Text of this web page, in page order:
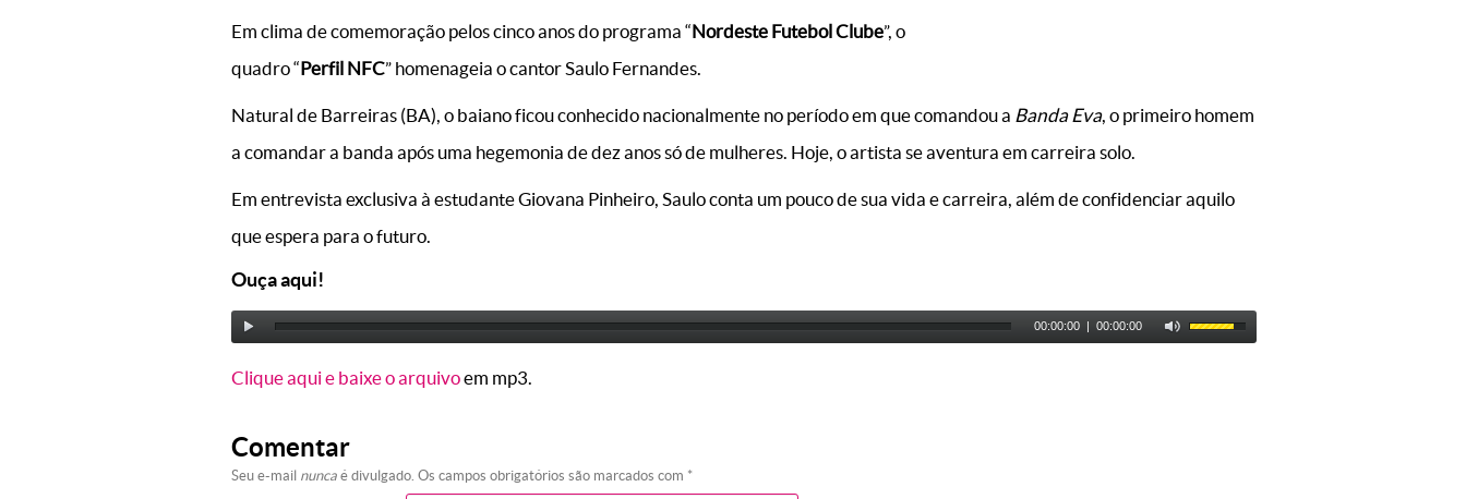
Em clima de comemoração pelos cinco anos do programa “Nordeste Futebol Clube”, o
quadro “Perfil NFC” homenageia o cantor Saulo Fernandes.
Natural de Barreiras (BA), o baiano ficou conhecido nacionalmente no período em que comandou a Banda Eva, o primeiro homem
a comandar a banda após uma hegemonia de dez anos só de mulheres. Hoje, o artista se aventura em carreira solo.
Em entrevista exclusiva à estudante Giovana Pinheiro, Saulo conta um pouco de sua vida e carreira, além de confidenciar aquilo
que espera para o futuro.
Ouça aqui!
00:00:00 | 00:00:00
Clique aqui e baixe o arquivoem mp3.
Comentar
Seu e-mail nunca é divulgado. Os campos obrigatórios são marcados com *